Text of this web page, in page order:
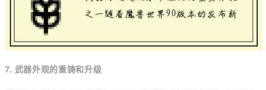
7. 武器外观的重铸和升级